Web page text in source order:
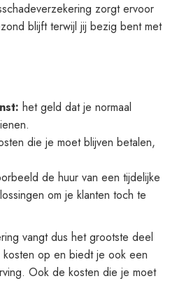
zorgt ervoor
blijft terwijl jij bezig bent met
het geld dat je normaal
die je moet blijven betalen,
de huur van een tijdelijke
om je klanten toch te
vangt dus het grootste deel
op en biedt je ook een
Ook de kosten die je moet